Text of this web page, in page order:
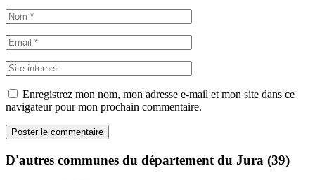
Enregistrez mon nom, mon adresse e-mail et mon site dans ce
navigateur pour mon prochain commentaire.
D'autres communes du département du Jura (39)